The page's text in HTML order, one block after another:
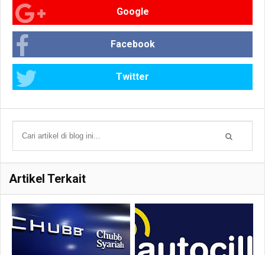
Google
Facebook
Twitter
Artikel Terkait